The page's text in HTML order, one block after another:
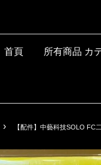
首頁 所有商品 カ
› 【配件】中藝科技SOLO FC